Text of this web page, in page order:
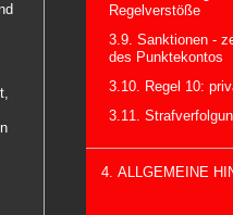
Regelverstöße
3.9. Sanktionen -
des Punktekontos
3.10. Regel 10:
3.11.
4. ALLGEMEINE